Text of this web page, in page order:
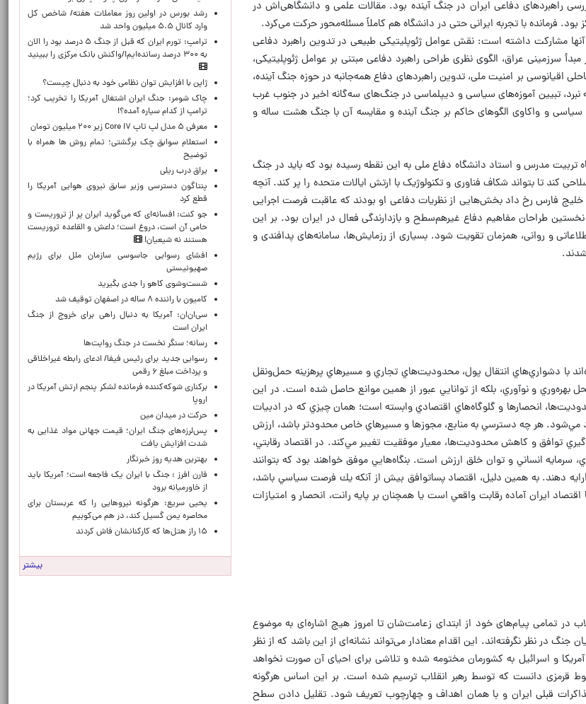
راهبرد‌های دفاعی ایران در جنگ آینده بود. مقالات علمی و دانشگاهی‌اش در
فرمانده با تجربه ایرانی حتی در دانشگاه هم کاملاً مسئله‌محور حرکت می‌کرد.
مشارکت داشته است: نقش عوامل ژئوپلیتیکی طبیعی در تدوین راهبرد دفاعی
سرزمینی عراق، الگوی نظری طراحی راهبرد دفاعی مبتنی بر عوامل ژئوپلیتیکی،
اقیانوسی بر امنیت ملی، تدوین راهبرد‌های دفاع همه‌جانبه در حوزه جنگ آینده،
تبیین آموزه‌های سیاسی و دیپلماسی در جنگ‌های سه‌گانه اخیر در جنوب غرب
سیاسی و واکاوی الگو‌های حاکم بر جنگ آینده و مقایسه آن با جنگ هشت ساله و
تربیت مدرس و استاد دانشگاه دفاع ملی به این نقطه رسیده بود که باید در جنگ
کند تا بتواند شکاف فناوری و تکنولوژیک با ارتش ایالات متحده را پر کند. آنچه
خلیج فارس رخ داد بخش‌هایی از نظریات دفاعی او بودند که عاقبت فرصت اجرایی
نخستین طراحان مفاهیم دفاع غیرهم‌سطح و بازدارندگی فعال در ایران بود. بر این
و روانی، همزمان تقویت شود. بسیاری از رزمایش‌ها، سامانه‌های پدافندی و
با دشواري‌هاي انتقال پول، محدوديت‌هاي تجاري و مسيرهاي پرهزينه حمل‌ونقل
بهره‌وري و نوآوري، بلكه از توانايي عبور از همين موانع حاصل شده است. در اين
انحصارها و گلوگاه‌هاي اقتصادي وابسته است؛ همان چيزي كه در ادبيات
مي‌شود. هر چه دسترسي به منابع، مجوزها و مسيرهاي خاص محدودتر باشد، ارزش
توافق و كاهش محدوديت‌ها، معيار موفقيت تغيير مي‌كند. در اقتصاد رقابتي،
سرمايه انساني و توان خلق ارزش است. بنگاه‌هايي موفق خواهند بود كه بتوانند
دهند. به همين دليل، اقتصاد پساتوافق بيش از آنكه يك فرصت سياسي باشد،
ايران آماده رقابت واقعي است يا همچنان بر پايه رانت، انحصار و امتيازات
در تمامی پیام‌های خود از ابتدای زعامت‌شان تا امروز هیچ اشاره‌ای به موضوع
در نظر نگرفته‌اند. این اقدام معنادار می‌تواند نشانه‌ای از این باشد که از نظر
و اسرائیل به کشورمان مختومه شده و تلاشی برای احیای آن صورت نخواهد
قرمزی دانست که توسط رهبر انقلاب ترسیم شده است. بر این اساس هرگونه
مذاکرات قبلی ایران و با همان اهداف و چهارچوب تعریف شود. تقلیل دادن سطح
رشد بورس در اولین روز معاملات هفته/ شاخص کل
وارد کانال ۵.۵ میلیون واحد شد
ترامپ: تورم ایران که قبل از جنگ ۵ درصد بود را الان
به ۳۰۰ درصد رسانده‌ایم!/واکنش بانک مرکزی را ببینید
ژاپن با افزایش توان نظامی خود به دنبال چیست؟
چاک شومر: جنگ ایران اشتغال آمریکا را تخریب کرد؛
ترامپ از کدام سیاره آمده؟!
معرفی ۵ مدل لپ تاپ Core i۷ زیر ۲۰۰ میلیون تومان
استعلام سوابق چک برگشتی؛ تمام روش ها همراه با
توضیح
یراق درب ریلی
پنتاگون دسترسی وزیر سابق نیروی هوایی آمریکا را
قطع کرد
جو کنت: افسانه‌ای که می‌گوید ایران پر از تروریست و
حامی آن است، دروغ است؛ داعش و القاعده تروریست
هستند نه شیعیان!
افشای رسوایی جاسوسی سازمان ملل برای رژیم
صهیونیستی
شست‌وشوی کاهو را جدی بگیرید
کامیون با راننده ۸ ساله در اصفهان توقیف شد
سی‌ان‌ان: آمریکا به دنبال راهی برای خروج از جنگ
ایران است
رسانه؛ سنگر نخست در جنگ روایت‌ها
رسوایی جدید برای رئیس فیفا/ ادعای رابطه غیراخلاقی
و پرداخت مبلغ ۶ رقمی
برکناری شوکه‌کننده فرمانده لشکر پنجم ارتش آمریکا در
اروپا
حركت در ميدان مين
پس‌لرزه‌های جنگ ایران؛ قیمت جهانی مواد غذایی به
شدت افزایش یافت
بهترین هدیه روز خبرنگار
فارن افرز : جنگ با ایران یک فاجعه است؛ آمریکا باید
از خاورمیانه برود
یحیی سریع: هرگونه نیروهایی را که عربستان برای
محاصره یمن گسیل کند، در هم می‌کوبیم
۱۵ راز هتل‌ها که کارکنانشان فاش کردند
بیشتر